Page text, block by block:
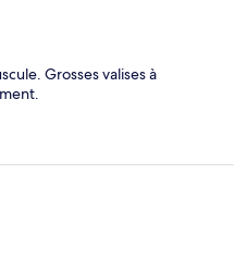
Grosses valises à